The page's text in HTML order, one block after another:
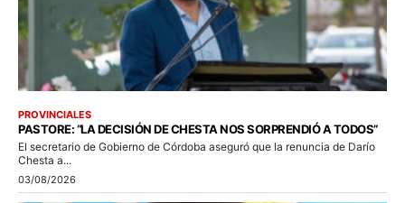
PROVINCIALES
PASTORE: “LA DECISIÓN DE CHESTA NOS SORPRENDIÓ A TODOS”
El secretario de Gobierno de Córdoba aseguró que la renuncia de Darío
Chesta a...
03/08/2026